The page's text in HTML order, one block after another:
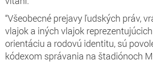
“Všeobecné prejavy ľudských práv,
vlajok a iných vlajok
orientáciu a rodovú identitu, sú
kódexom správania na štadiónoch